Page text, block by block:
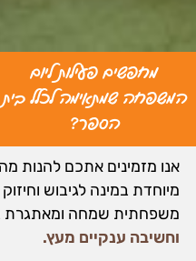
מחפשים פעילות ליום
המשפחה שמתאימה לכלל בית
הספר?
אנו מזמינים אתכם להנות
מיוחדת במינה לגיבוש
משפחתית שמחה ומאתגרת
וחשיבה ענקיים מעץ.